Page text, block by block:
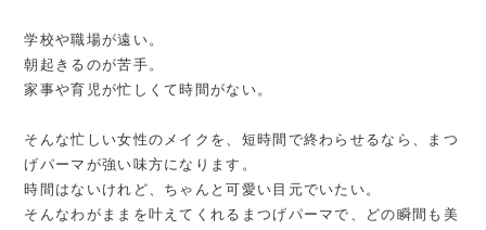
学校や職場が遠い。
朝起きるのが苦手。
家事や育児が忙しくて時間がない。
そんな忙しい女性のメイクを、短時間で終わらせるなら、まつ
げパーマが強い味方になります。
時間はないけれど、ちゃんと可愛い目元でいたい。
そんなわがままを叶えてくれるまつげパーマで、どの瞬間も美